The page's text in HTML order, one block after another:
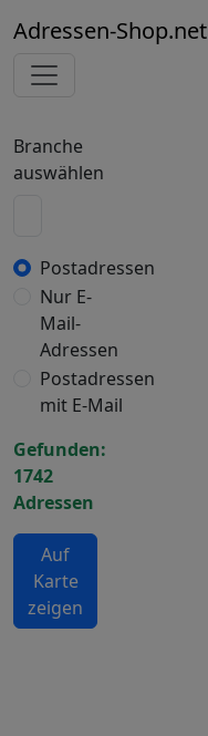
Adressen-Shop.net
Branche
auswählen
Postadressen
Nur E-
Mail-
Adressen
Postadressen
mit E-Mail
Gefunden:
1742
Adressen
Auf
Karte
zeigen